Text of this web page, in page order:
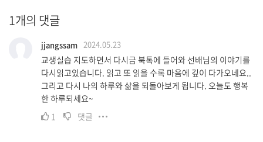
1개의 댓글
jjangssam 2024.05.23
교생실습 지도하면서 다시금 북톡에 들어와 선배님의 이야기를
다시읽고있습니다. 읽고 또 읽을 수록 마음에 깊이 다가오네요..
그리고 다시 나의 하루와 삶을 되돌아보게 됩니다. 오늘도 행복
한 하루되세요~
1
댓글